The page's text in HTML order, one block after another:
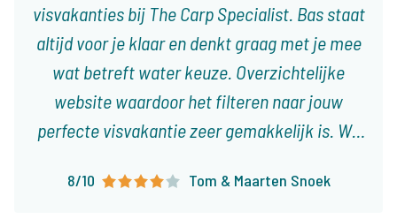
visvakanties bij The Carp Specialist. Bas staat
altijd voor je klaar en denkt graag met je mee
wat betreft water keuze. Overzichtelijke
website waardoor het filteren naar jouw
perfecte visvakantie zeer gemakkelijk is. Wij
The Carp Specialist en zullen dat zonder
8/10 Tom & Maarten Snoek